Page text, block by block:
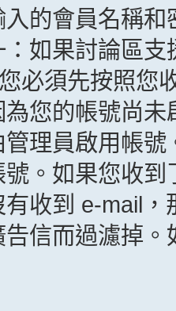
的會員名稱
如果討論區
必須先按照您
為您的帳號尚
管理員啟用帳
。如果您收
收到 e-mail
信而過濾掉